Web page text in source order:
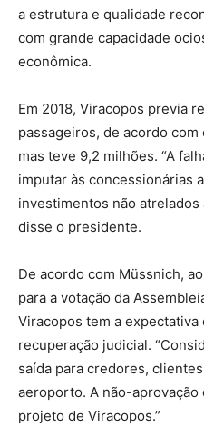
a estrutura e qualidade
com grande capacidade
econômica.
Em 2018, Viracopos previa
passageiros, de acordo
mas teve 9,2 milhões. “A
imputar às concessionárias
investimentos não atrelados
disse o presidente.
De acordo com Müssnich,
para a votação da
Viracopos tem a
recuperação judicial.
saída para credores,
aeroporto. A não-
projeto de Viracopos.”